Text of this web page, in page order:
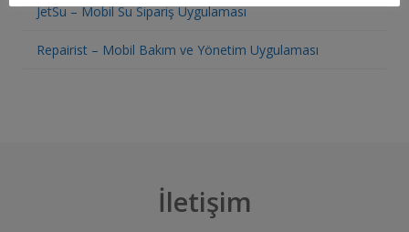
JetSu – Mobil Su Sipariş Uygulaması
Repairist – Mobil Bakım ve Yönetim Uygulaması
İletişim